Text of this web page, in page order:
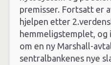
premisser. Fortsatt er
hjelpen etter
hemmeligstemplet, og
om en ny Marshall-
sentralbankenes nye